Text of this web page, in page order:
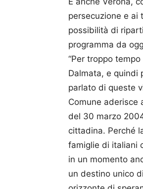
persecuzione e ai
possibilità di
programma da
“Per troppo
Dalmata, e quindi
parlato di queste
Comune aderisce
del 30 marzo
cittadina. Perché
famiglie di italiani
in un momento
un destino unico